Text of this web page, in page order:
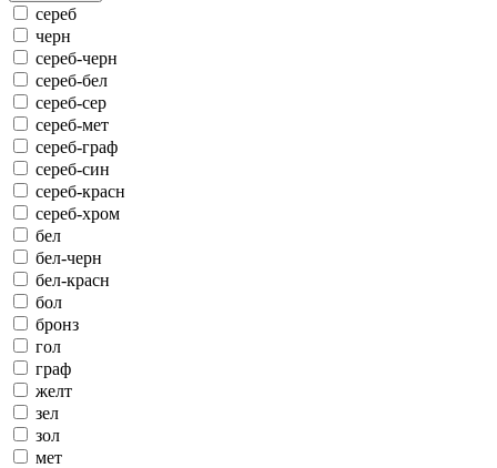
сереб
черн
сереб-черн
сереб-бел
сереб-сер
сереб-мет
сереб-граф
сереб-син
сереб-красн
сереб-хром
бел
бел-черн
бел-красн
бол
бронз
гол
граф
желт
зел
зол
мет